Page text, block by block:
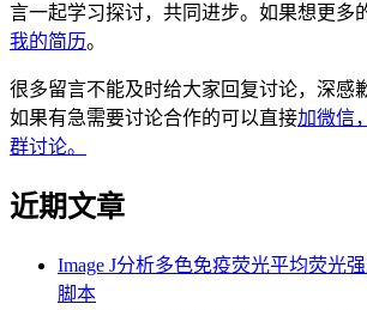
言一起学习探讨，共同进步。如果想更多
我的简历。
很多留言不能及时给大家回复讨论，深感
如果有急需要讨论合作的可以直接加微信
群讨论。
近期文章
Image J分析多色免疫荧光平均荧光
脚本